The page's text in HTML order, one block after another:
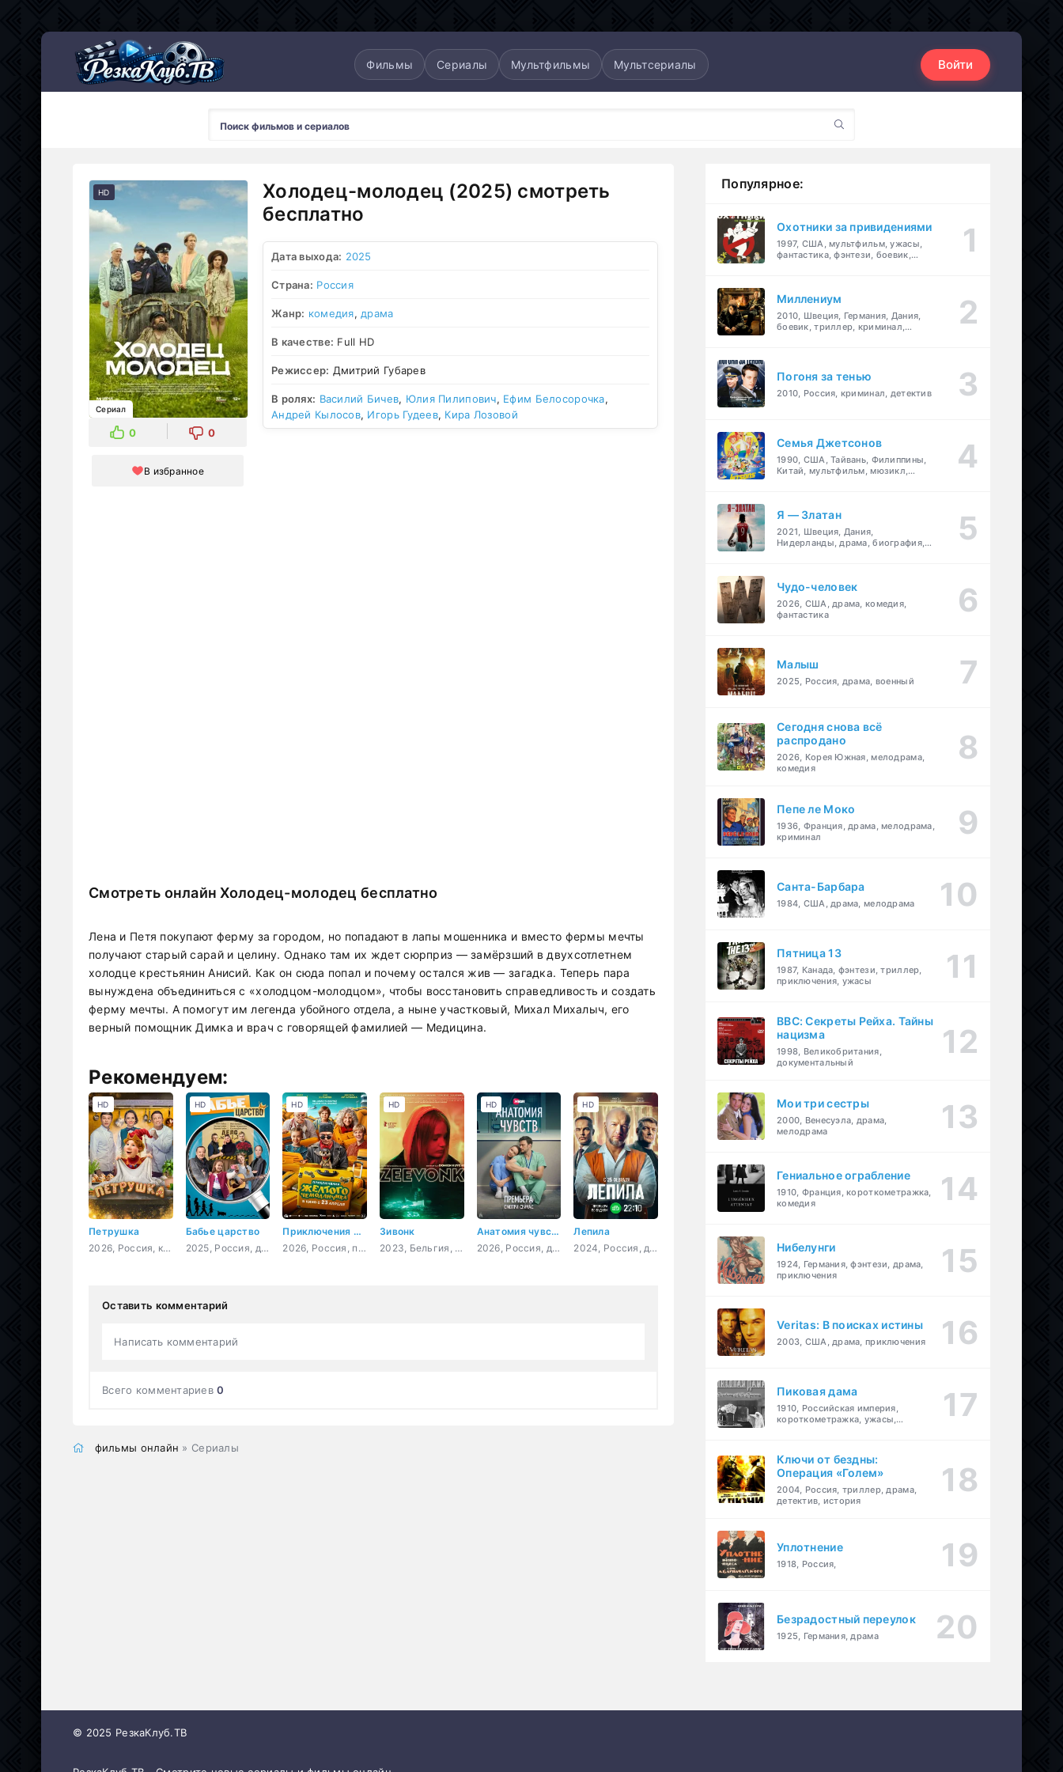
Фильмы Сериалы Мультфильмы Мультсериалы Войти
HD
Сериал
0 0
В избранное
Холодец-молодец (2025) смотреть
бесплатно
Дата выхода: 2025
Страна: Россия
Жанр: комедия, драма
В качестве: Full HD
Режиссер: Дмитрий Губарев
В ролях: Василий Бичев, Юлия Пилипович, Ефим Белосорочка,
Андрей Кылосов, Игорь Гудеев, Кира Лозовой
Смотреть онлайн Холодец-молодец бесплатно
Лена и Петя покупают ферму за городом, но попадают в лапы мошенника и вместо фермы мечты
получают старый сарай и целину. Однако там их ждет сюрприз — замёрзший в двухсотлетнем
холодце крестьянин Анисий. Как он сюда попал и почему остался жив — загадка. Теперь пара
вынуждена объединиться с «холодцом-молодцом», чтобы восстановить справедливость и создать
ферму мечты. А помогут им легенда убойного отдела, а ныне участковый, Михал Михалыч, его
верный помощник Димка и врач с говорящей фамилией — Медицина.
Рекомендуем:
Петрушка
2026, Россия, комедия
HD
Бабье царство
2025, Россия, детектив, мелодрама, комедия
HD
Приключения желтого чемоданчика
2026, Россия, приключения, фэнтези, комедия, семейный
HD
Зивонк
2023, Бельгия, Нидерланды, семейный
HD
Анатомия чувств
2026, Россия, драма
HD
Лепила
2024, Россия, детектив, криминал
HD
Оставить комментарий
Написать комментарий
Всего комментариев0
фильмы онлайн » Сериалы
Популярное:
Охотники за привидениями
1997, США, мультфильм, ужасы,
фантастика, фэнтези, боевик,
Миллениум
2010, Швеция, Германия, Дания,
боевик, триллер, криминал,
Погоня за тенью
2010, Россия, криминал, детектив
Семья Джетсонов
1990, США, Тайвань, Филиппины,
Китай, мультфильм, мюзикл,
Я — Златан
2021, Швеция, Дания,
Нидерланды, драма, биография,
Чудо-человек
2026, США, драма, комедия,
фантастика
Малыш
2025, Россия, драма, военный
Сегодня снова всё
распродано
2026, Корея Южная, мелодрама,
комедия
Пепе ле Моко
1936, Франция, драма, мелодрама,
криминал
Санта-Барбара
1984, США, драма, мелодрама
Пятница 13
1987, Канада, фэнтези, триллер,
приключения, ужасы
BBC: Секреты Рейха. Тайны
нацизма
1998, Великобритания,
документальный
Мои три сестры
2000, Венесуэла, драма,
мелодрама
Гениальное ограбление
1910, Франция, короткометражка,
комедия
Нибелунги
1924, Германия, фэнтези, драма,
приключения
Veritas: В поисках истины
2003, США, драма, приключения
Пиковая дама
1910, Российская империя,
короткометражка, ужасы,
Ключи от бездны:
Операция «Голем»
2004, Россия, триллер, драма,
детектив, история
Уплотнение
1918, Россия,
Безрадостный переулок
1925, Германия, драма
© 2025 РезкаКлуб.ТВ
Мультсериалы